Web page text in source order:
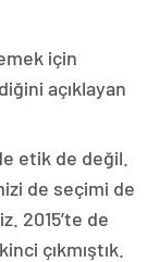
için
açıklayan
etik de değil.
de seçimi de
2015’te de
çıkmıştık.